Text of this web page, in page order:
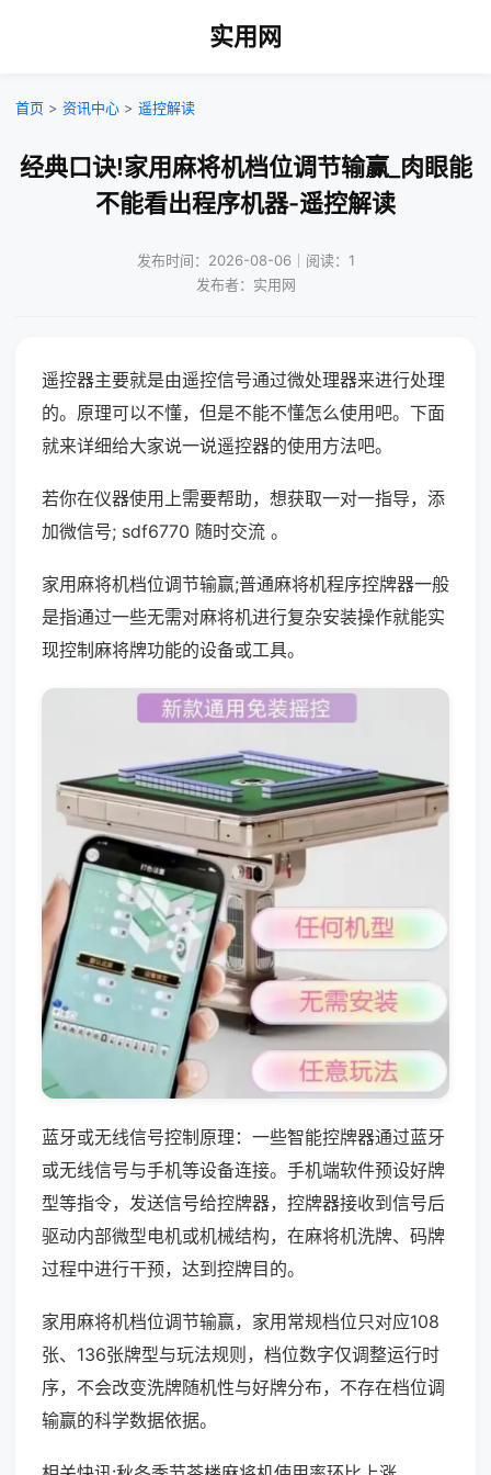
实用网
首页 > 资讯中心 > 遥控解读
经典口诀!家用麻将机档位调节输赢_肉眼能
不能看出程序机器-遥控解读
发布时间：2026-08-06｜阅读：1
发布者：实用网
遥控器主要就是由遥控信号通过微处理器来进行处理
的。原理可以不懂，但是不能不懂怎么使用吧。下面
就来详细给大家说一说遥控器的使用方法吧。
若你在仪器使用上需要帮助，想获取一对一指导，添
加微信号; sdf6770 随时交流 。
家用麻将机档位调节输赢;普通麻将机程序控牌器一般
是指通过一些无需对麻将机进行复杂安装操作就能实
现控制麻将牌功能的设备或工具。
蓝牙或无线信号控制原理：一些智能控牌器通过蓝牙
或无线信号与手机等设备连接。手机端软件预设好牌
型等指令，发送信号给控牌器，控牌器接收到信号后
驱动内部微型电机或机械结构，在麻将机洗牌、码牌
过程中进行干预，达到控牌目的。
家用麻将机档位调节输赢，家用常规档位只对应108
张、136张牌型与玩法规则，档位数字仅调整运行时
序，不会改变洗牌随机性与好牌分布，不存在档位调
输赢的科学数据依据。